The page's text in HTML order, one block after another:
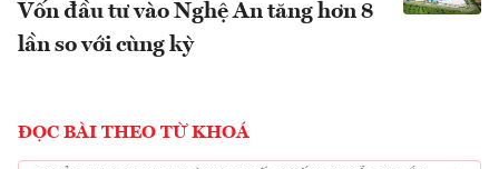
Vốn đầu tư vào Nghệ An tăng hơn 8
lần so với cùng kỳ
ĐỌC BÀI THEO TỪ KHOÁ